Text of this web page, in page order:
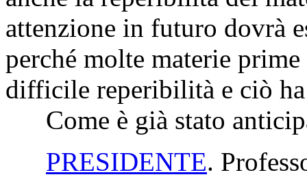
attenzione in futuro dovrà
perché molte materie
difficile reperibilità e ciò
Come è già stato
PRESIDENTE.